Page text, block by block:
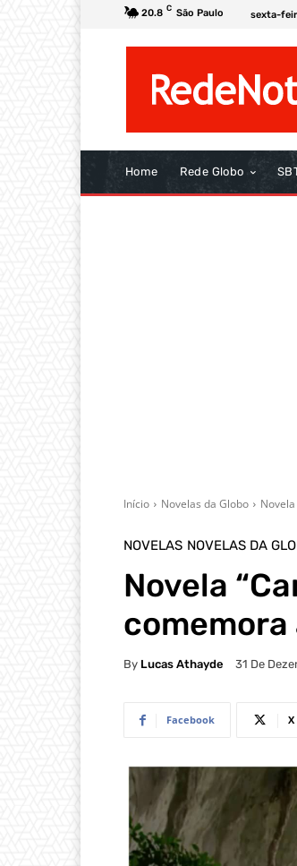
20.8 C São Paulo sexta-
Home Rede Globo
Início Novelas da Globo
NOVELAS NOVELAS DA
Novela
comemora
By Lucas Athayde 31 De
Facebook X